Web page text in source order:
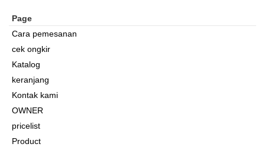
Page
Cara pemesanan
cek ongkir
Katalog
keranjang
Kontak kami
OWNER
pricelist
Product